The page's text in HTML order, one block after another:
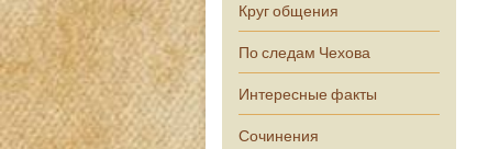
Круг общения
По следам Чехова
Интересные факты
Сочинения